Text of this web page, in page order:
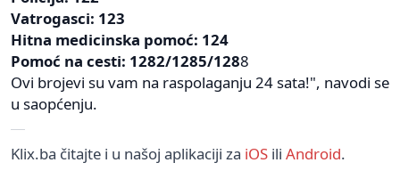
Vatrogasci: 123
Hitna medicinska pomoć: 124
Pomoć na cesti: 1282/1285/1288
Ovi brojevi su vam na raspolaganju 24 sata!", navodi se
u saopćenju.
Klix.ba čitajte i u našoj aplikaciji za iOS ili Android.